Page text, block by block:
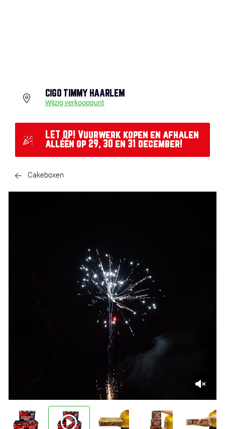
CIGO TIMMY HAARLEM
Wijzig verkooppunt
LET OP! Vuurwerk kopen en afhalen
alléén op 29, 30 en 31 december!
Cakeboxen